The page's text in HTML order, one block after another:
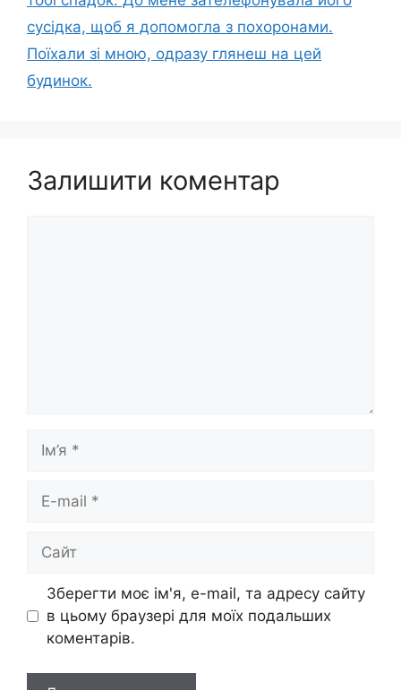
сусідка, щоб я допомогла з похоронами.
Поїхали зі мною, одразу глянеш на цей
будинок.
Залишити коментар
Ім’я
Сайт
Зберегти моє ім'я, e-mail, та адресу сайту
в цьому браузері для моїх подальших
коментарів.